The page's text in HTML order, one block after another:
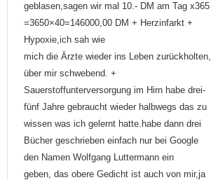
geblasen,sagen wir mal 10.- DM am Tag x365
=3650×40=146000,00 DM + Herzinfarkt +
Hypoxie,ich sah wie
mich die Ärzte wieder ins Leben zurückholten,
über mir schwebend. +
Sauerstoffunterversorgung im Hirn habe drei-
fünf Jahre gebraucht wieder halbwegs das zu
wissen was ich gelernt hatte.habe dann drei
Bücher geschrieben einfach nur bei Google
den Namen Wolfgang Luttermann ein
geben, das obere Gedicht ist auch von mir,ja